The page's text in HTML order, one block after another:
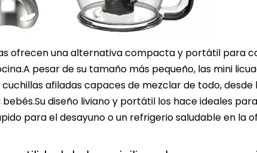
ofrecen una alternativa compacta y portátil para
pesar de su tamaño más pequeño, las mini
afiladas capaces de mezclar de todo, desde
diseño liviano y portátil los hace ideales
para el desayuno o un refrigerio saludable en la